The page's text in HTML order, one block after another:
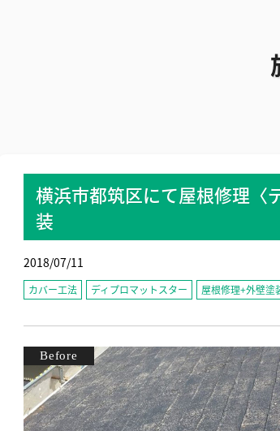
横浜市都筑区にて屋根修理〈
装
2018/07/11
カバー工法 ディプロマットスター 屋根修理+外壁塗